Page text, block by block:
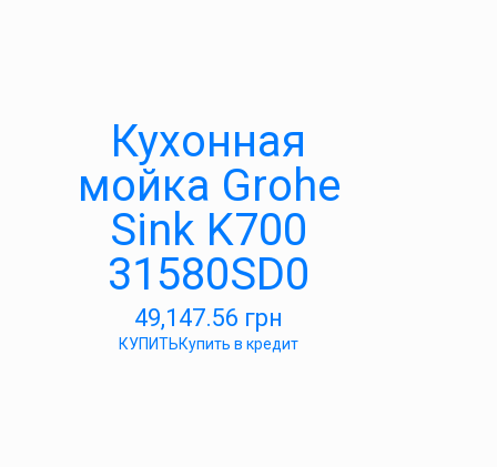
Кухонная
мойка Grohe
Sink K700
31580SD0
49,147.56 грн
КУПИТЬКупить в кредит